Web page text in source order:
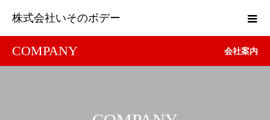
株式会社いそのボデー
COMPANY 会社案内